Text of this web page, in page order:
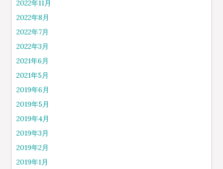
2022年11月
2022年8月
2022年7月
2022年3月
2021年6月
2021年5月
2019年6月
2019年5月
2019年4月
2019年3月
2019年2月
2019年1月